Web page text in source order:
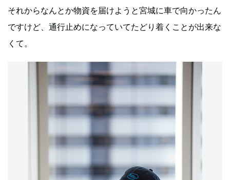
それからなんとか物資を届けようと宮城に車で向かったん
ですけど、通行止めになっていてたどり着くことが出来な
くて。